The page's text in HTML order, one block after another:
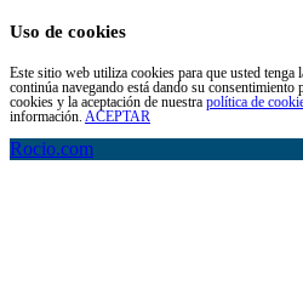
Uso de cookies
Este sitio web utiliza cookies para que usted tenga
continúa navegando está dando su consentimiento
cookies y la aceptación de nuestra política de
información. ACEPTAR
Rocio.com